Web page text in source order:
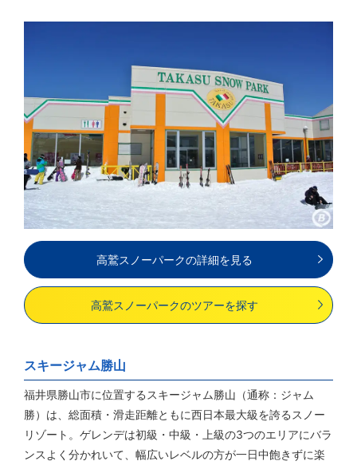
高鷲スノーパークの詳細を見る
高鷲スノーパークのツアーを探す
スキージャム勝山
福井県勝山市に位置するスキージャム勝山（通称：ジャム
勝）は、総面積・滑走距離ともに西日本最大級を誇るスノー
リゾート。ゲレンデは初級・中級・上級の3つのエリアにバラ
ンスよく分かれいて、幅広いレベルの方が一日中飽きずに楽